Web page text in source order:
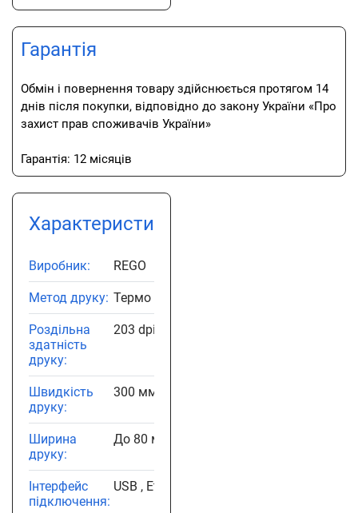
Гарантія
Обмін і повернення товару здійснюється протягом 14
днів після покупки, відповідно до закону України «Про
захист прав споживачів України»
Гарантія: 12 місяців
Характеристики
Виробник: REGO
Метод друку: Термо друк
Роздільна
здатність
друку:
203 dpi
Швидкість
друку:
300 мм/сек
Ширина
друку:
До 80 мм
Інтерфейс
підключення:
USB , Ethernet